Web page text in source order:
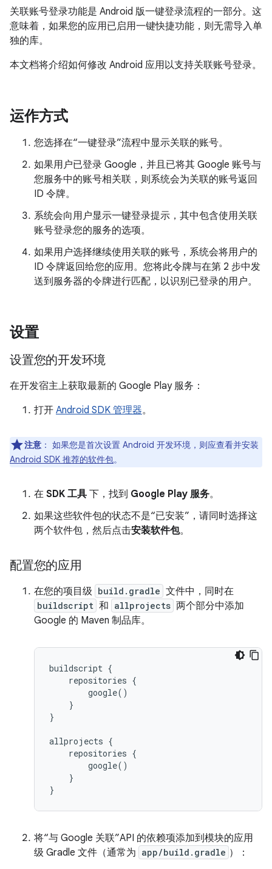
关联账号登录功能是 Android 版一键登录流程的一部分。这
意味着，如果您的应用已启用一键快捷功能，则无需导入单
独的库。
本文档将介绍如何修改 Android 应用以支持关联账号登录。
运作方式
您选择在“一键登录”流程中显示关联的账号。
如果用户已登录 Google，并且已将其 Google 账号与
您服务中的账号相关联，则系统会为关联的账号返回
ID 令牌。
系统会向用户显示一键登录提示，其中包含使用关联
账号登录您的服务的选项。
如果用户选择继续使用关联的账号，系统会将用户的
ID 令牌返回给您的应用。您将此令牌与在第 2 步中发
送到服务器的令牌进行匹配，以识别已登录的用户。
设置
设置您的开发环境
在开发宿主上获取最新的 Google Play 服务：
打开 Android SDK 管理器。
注意 ： 如果您是首次设置 Android 开发环境，则应查看并安装
Android SDK 推荐的软件包。
在 SDK 工具 下，找到 Google Play 服务。
如果这些软件包的状态不是“已安装”，请同时选择这
两个软件包，然后点击安装软件包。
配置您的应用
在您的项目级 build.gradle 文件中，同时在
buildscript 和 allprojects 两个部分中添加
Google 的 Maven 制品库。
buildscript {
    repositories {
        google()
    }
}
allprojects {
    repositories {
        google()
    }
将“与 Google 关联”API 的依赖项添加到模块的应用
级 Gradle 文件（通常为 app/build.gradle ）：